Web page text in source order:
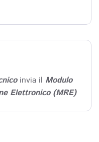
invia il Modulo
Elettronico (MRE)